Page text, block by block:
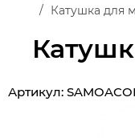
Катушка для
Артикул: